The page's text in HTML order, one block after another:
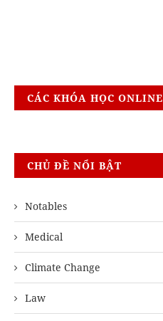
CÁC KHÓA HỌC ONLINE
CHỦ ĐỀ NỔI BẬT
Notables
Medical
Climate Change
Law